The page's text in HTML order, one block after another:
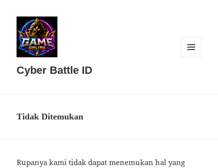
Cyber Battle ID
Tidak Ditemukan
Rupanya kami tidak dapat menemukan hal yang